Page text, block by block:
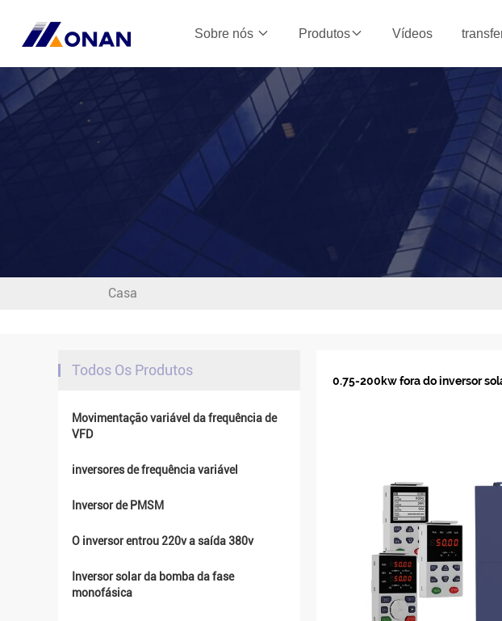
Sobre nós Produtos Vídeos
Casa
Todos Os Produtos
Movimentação variável da frequência de
VFD
inversores de frequência variável
Inversor de PMSM
O inversor entrou 220v a saída 380v
Inversor solar da bomba da fase
monofásica
0.75-200kw fora do inversor